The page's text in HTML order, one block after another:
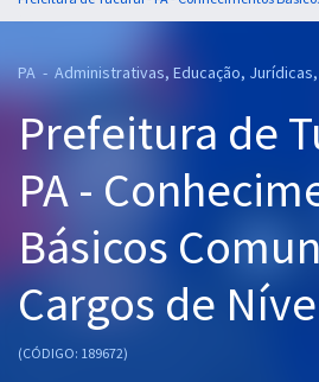
Cursos 20% OFF
Pós
Graduação
OAB
PA - Administrativas, Educação,
Prefeitura de
PA -
Básicos
Cargos de
(CÓDIGO: 189672)